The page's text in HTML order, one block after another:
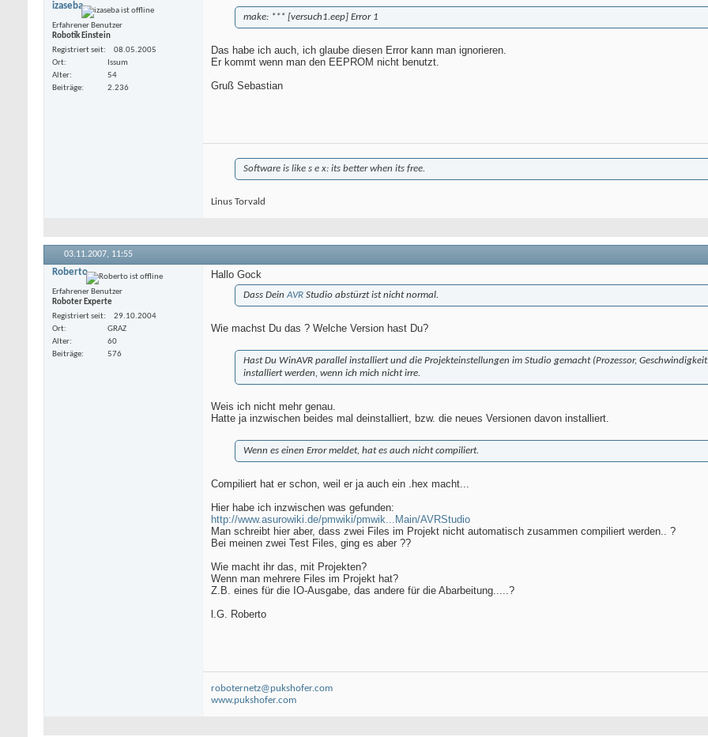
izaseba
Erfahrener Benutzer
Robotik Einstein
Registriert seit
08.05.2005
Ort
Issum
Alter
54
Beiträge
2.236
make: *** [versuch1.eep] Error 1
Das habe ich auch, ich glaube diesen Error kann man ignorieren.
Er kommt wenn man den EEPROM nicht benutzt.
Gruß Sebastian
Software is like s e x: its better when its free.
Linus Torvald
03.11.2007, 11:55
Roberto
Erfahrener Benutzer
Roboter Experte
Registriert seit
29.10.2004
Ort
GRAZ
Alter
60
Beiträge
576
Hallo Gock
Dass DeinAVR Studio abstürzt ist nicht normal.
Wie machst Du das ? Welche Version hast Du?
Hast Du WinAVR parallel installiert und die Projekteinstellungen im Studio gemacht (Prozessor,
installiert werden, wenn ich mich nicht irre.
Weis ich nicht mehr genau.
Hatte ja inzwischen beides mal deinstalliert, bzw. die neues Versionen davon installiert.
Wenn es einen Error meldet, hat es auch nicht compiliert.
Compiliert hat er schon, weil er ja auch ein .hex macht...
Hier habe ich inzwischen was gefunden:
http://www.asurowiki.de/pmwiki/pmwik...Main/AVRStudio
Man schreibt hier aber, dass zwei Files im Projekt nicht automatisch zusammen compiliert werden.. ?
Bei meinen zwei Test Files, ging es aber ??
Wie macht ihr das, mit Projekten?
Wenn man mehrere Files im Projekt hat?
Z.B. eines für die IO-Ausgabe, das andere für die Abarbeitung.....?
l.G. Roberto
roboternetz@pukshofer.com
www.pukshofer.com